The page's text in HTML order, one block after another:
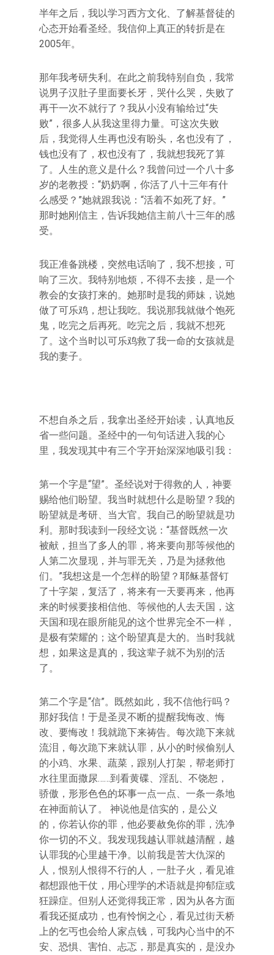
半年之后，我以学习西方文化、了解基督徒的
心态开始看圣经。我信仰上真正的转折是在
2005年。
那年我考研失利。在此之前我特别自负，我常
说男子汉肚子里面要长牙，哭什么哭，失败了
再干一次不就行了？我从小没有输给过“失
败”，很多人从我这里得力量。可这次失败
后，我觉得人生再也没有盼头，名也没有了，
钱也没有了，权也没有了，我就想我死了算
了。人生的意义是什么？我曾问过一个八十多
岁的老教授：“奶奶啊，你活了八十三年有什
么感受？”她就跟我说：“活着不如死了好。”
那时她刚信主，告诉我她信主前八十三年的感
受。
我正准备跳楼，突然电话响了，我不想接，可
响了三次。我特别地烦，不得不去接，是一个
教会的女孩打来的。她那时是我的师妹，说她
做了可乐鸡，想让我吃。我说那我就做个饱死
鬼，吃完之后再死。吃完之后，我就不想死
了。这个当时以可乐鸡救了我一命的女孩就是
我的妻子。
不想自杀之后，我拿出圣经开始读，认真地反
省一些问题。圣经中的一句句话进入我的心
里，我发现其中有三个字开始深深地吸引我：
第一个字是“望”。圣经说对于得救的人，神要
赐给他们盼望。我当时就想什么是盼望？我的
盼望就是考研、当大官。我自己的盼望就是功
利。那时我读到一段经文说：“基督既然一次
被献，担当了多人的罪，将来要向那等候他的
人第二次显现，并与罪无关，乃是为拯救他
们。”我想这是一个怎样的盼望？耶稣基督钉
了十字架，复活了，将来有一天要再来，他再
来的时候要接相信他、等候他的人去天国，这
天国和现在眼所能见的这个世界完全不一样，
是极有荣耀的；这个盼望真是大的。当时我就
想，如果这是真的，我这辈子就不为别的活
了。
第二个字是“信”。既然如此，我不信他行吗？
那好我信！于是圣灵不断的提醒我悔改、悔
改、要悔改！我就跪下来祷告。每次跪下来就
流泪，每次跪下来就认罪，从小的时候偷别人
的小鸡、水果、蔬菜，跟别人打架，帮老师打
水往里面撒尿……到看黄碟、淫乱、不饶恕，
骄傲，形形色色的坏事一点一点、一条一条地
在神面前认了。 神说他是信实的，是公义
的，你若认你的罪，他必要赦免你的罪，洗净
你一切的不义。我发现我越认罪就越清醒，越
认罪我的心里越干净。以前我是苦大仇深的
人，恨别人恨得不行的人，一肚子火，看见谁
都想跟他干仗，用心理学的术语就是抑郁症或
狂躁症。但别人还觉得我正常，因为从各方面
看我还挺成功，也有怜悯之心，看见过街天桥
上的乞丐也会给人家点钱，可我内心当中的不
安、恐惧、害怕、忐忑，那是真实的，是没办